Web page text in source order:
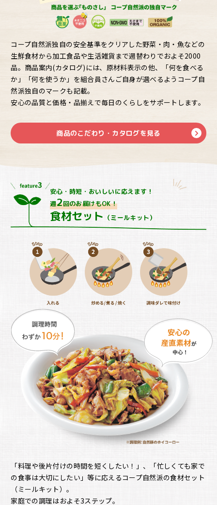
コープ自然派独自の安全基準をクリアした野菜・肉・魚などの
生鮮食材から加工食品や生活雑貨まで週替わりでおよそ2000
品。商品案内(カタログ)には、原材料表示の他、「何を食べる
か」「何を使うか」を組合員さんご自身が選べるようコープ自
然派独自のマークも記載。
安心の品質と価格・品揃えで毎日のくらしをサポートします。
商品のこだわり・カタログを見る
安心・時短・おいしいに応えます！
週2回のお届けもOK！
食材セット （ミールキット）
「料理や後片付けの時間を短くしたい！」、「忙しくても家で
の食事は大切にしたい」等に応えるコープ自然派の食材セット
（ミールキット）。
家庭での調理はおよそ3ステップ。